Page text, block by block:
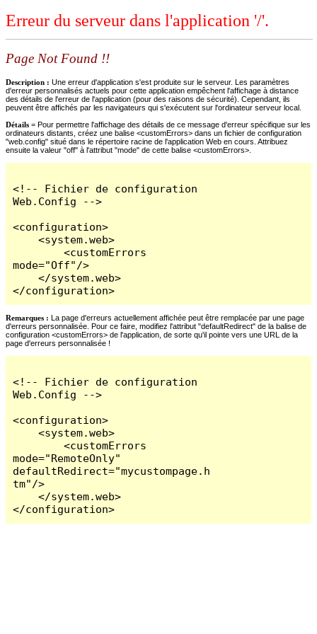
Erreur du serveur dans l'application '/'.
Page Not Found !!
Description : Une erreur d'application s'est produite sur le serveur. Les paramètres
d'erreur personnalisés actuels pour cette application empêchent l'affichage à distance
des détails de l'erreur de l'application (pour des raisons de sécurité). Cependant, ils
peuvent être affichés par les navigateurs qui s'exécutent sur l'ordinateur serveur local.
Détails = Pour permettre l'affichage des détails de ce message d'erreur spécifique sur les
ordinateurs distants, créez une balise <customErrors> dans un fichier de configuration
"web.config" situé dans le répertoire racine de l'application Web en cours. Attribuez
ensuite la valeur "off" à l'attribut "mode" de cette balise <customErrors>.
<!-- Fichier de configuration
Web.Config -->
<configuration>
    <system.web>
        <customErrors
mode="Off"/>
    </system.web>
</configuration>
Remarques : La page d'erreurs actuellement affichée peut être remplacée par une page
d'erreurs personnalisée. Pour ce faire, modifiez l'attribut "defaultRedirect" de la balise de
configuration <customErrors> de l'application, de sorte qu'il pointe vers une URL de la
page d'erreurs personnalisée !
<!-- Fichier de configuration
Web.Config -->
<configuration>
    <system.web>
        <customErrors
mode="RemoteOnly"
defaultRedirect="mycustompage.h
tm"/>
    </system.web>
</configuration>